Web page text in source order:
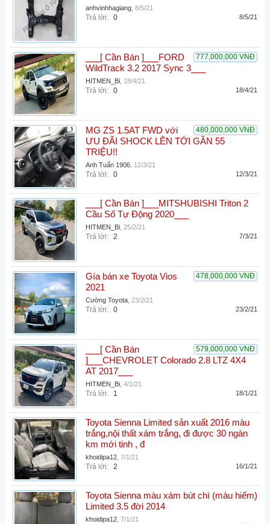
anhvinhhagiang 8/5/21
Trả lời: 0 8/5/21
777,000,000 VNĐ
___[ Cần Bán ]___FORD
WildTrack 3.2 2017 Sync 3___
HITMEN_Bi 18/4/21
Trả lời: 0 18/4/21
480,000,000 VNĐ
MG ZS 1.5AT FWD với
ƯU ĐÃI SHOCK LÊN TỚI GẦN 55
TRIỆU!!
Anh Tuấn 1906 12/3/21
Trả lời: 0 12/3/21
___[ Cần Bán ]___MITSHUBISHI Triton 2
Cầu Số Tự Động 2020___
HITMEN_Bi 25/2/21
Trả lời: 2 7/3/21
478,000,000 VNĐ
Gía bán xe Toyota Vios
2021
Cường Toyota 23/2/21
Trả lời: 0 23/2/21
579,000,000 VNĐ
___[ Cần Bán
]___CHEVROLET Colorado 2.8 LTZ 4X4
AT 2017___
HITMEN_Bi 4/1/21
Trả lời: 1 18/1/21
Toyota Sienna Limited sản xuất 2016 màu
trắng,nội thất xám trắng, đi được 30 ngàn
km mới tinh , đ
khoidipa12 7/1/21
Trả lời: 2 16/1/21
Toyota Sienna màu xám bút chì (màu hiếm)
Limited 3.5 đời 2014
khoidipa12 7/1/21